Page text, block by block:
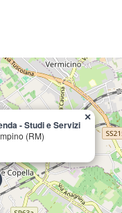
- Studi e Servizi
(RM)
×